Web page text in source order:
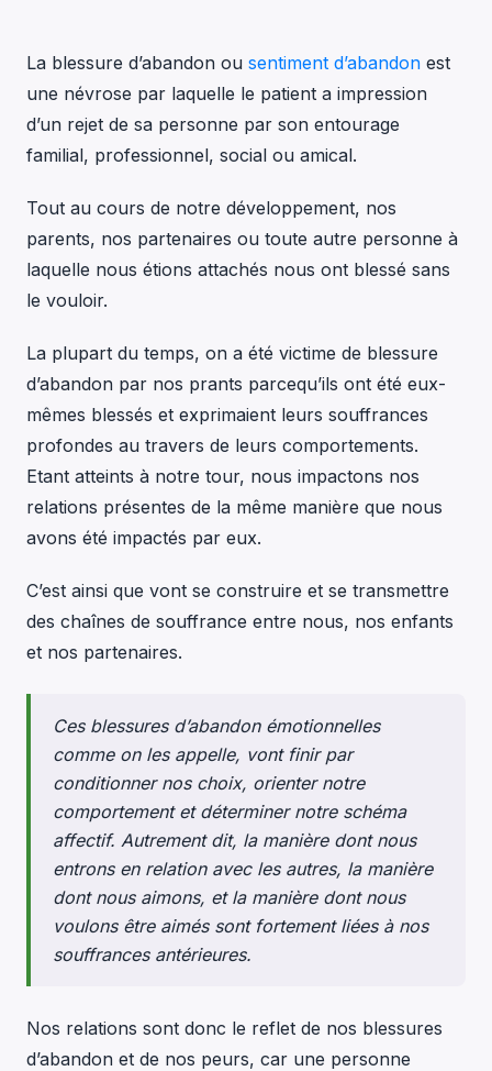
La blessure d’abandon ou sentiment d’abandon est
une névrose par laquelle le patient a impression
d’un rejet de sa personne par son entourage
familial, professionnel, social ou amical.
Tout au cours de notre développement, nos
parents, nos partenaires ou toute autre personne à
laquelle nous étions attachés nous ont blessé sans
le vouloir.
La plupart du temps, on a été victime de blessure
d’abandon par nos prants parcequ’ils ont été eux-
mêmes blessés et exprimaient leurs souffrances
profondes au travers de leurs comportements.
Etant atteints à notre tour, nous impactons nos
relations présentes de la même manière que nous
avons été impactés par eux.
C’est ainsi que vont se construire et se transmettre
des chaînes de souffrance entre nous, nos enfants
et nos partenaires.
Ces blessures d’abandon émotionnelles
comme on les appelle, vont finir par
conditionner nos choix, orienter notre
comportement et déterminer notre schéma
affectif. Autrement dit, la manière dont nous
entrons en relation avec les autres, la manière
dont nous aimons, et la manière dont nous
voulons être aimés sont fortement liées à nos
souffrances antérieures.
Nos relations sont donc le reflet de nos blessures
d’abandon et de nos peurs, car une personne